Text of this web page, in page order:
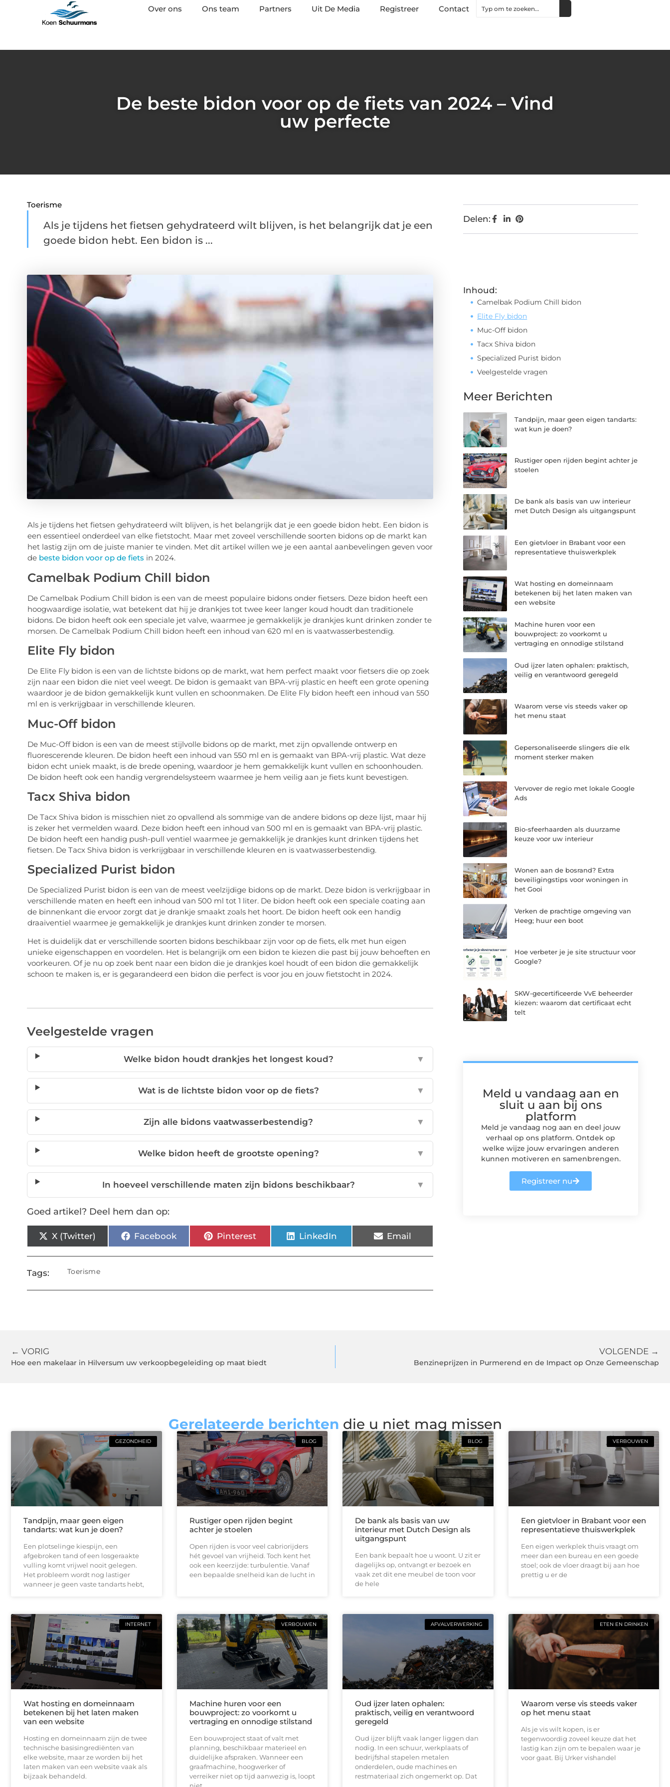
Over ons Ons team Partners Uit De Media Registreer Contact
De beste bidon voor op de fiets van 2024 – Vind
uw perfecte
Toerisme
Als je tijdens het fietsen gehydrateerd wilt blijven, is het belangrijk dat je een
goede bidon hebt. Een bidon is ...
Als je tijdens het fietsen gehydrateerd wilt blijven, is het belangrijk dat je een goede bidon hebt. Een bidon is
een essentieel onderdeel van elke fietstocht. Maar met zoveel verschillende soorten bidons op de markt kan
het lastig zijn om de juiste manier te vinden. Met dit artikel willen we je een aantal aanbevelingen geven voor
de beste bidon voor op de fiets in 2024.
Camelbak Podium Chill bidon
De Camelbak Podium Chill bidon is een van de meest populaire bidons onder fietsers. Deze bidon heeft een
hoogwaardige isolatie, wat betekent dat hij je drankjes tot twee keer langer koud houdt dan traditionele
bidons. De bidon heeft ook een speciale jet valve, waarmee je gemakkelijk je drankjes kunt drinken zonder te
morsen. De Camelbak Podium Chill bidon heeft een inhoud van 620 ml en is vaatwasserbestendig.
Elite Fly bidon
De Elite Fly bidon is een van de lichtste bidons op de markt, wat hem perfect maakt voor fietsers die op zoek
zijn naar een bidon die niet veel weegt. De bidon is gemaakt van BPA-vrij plastic en heeft een grote opening
waardoor je de bidon gemakkelijk kunt vullen en schoonmaken. De Elite Fly bidon heeft een inhoud van 550
ml en is verkrijgbaar in verschillende kleuren.
Muc-Off bidon
De Muc-Off bidon is een van de meest stijlvolle bidons op de markt, met zijn opvallende ontwerp en
fluorescerende kleuren. De bidon heeft een inhoud van 550 ml en is gemaakt van BPA-vrij plastic. Wat deze
bidon echt uniek maakt, is de brede opening, waardoor je hem gemakkelijk kunt vullen en schoonhouden.
De bidon heeft ook een handig vergrendelsysteem waarmee je hem veilig aan je fiets kunt bevestigen.
Tacx Shiva bidon
De Tacx Shiva bidon is misschien niet zo opvallend als sommige van de andere bidons op deze lijst, maar hij
is zeker het vermelden waard. Deze bidon heeft een inhoud van 500 ml en is gemaakt van BPA-vrij plastic.
De bidon heeft een handig push-pull ventiel waarmee je gemakkelijk je drankjes kunt drinken tijdens het
fietsen. De Tacx Shiva bidon is verkrijgbaar in verschillende kleuren en is vaatwasserbestendig.
Specialized Purist bidon
De Specialized Purist bidon is een van de meest veelzijdige bidons op de markt. Deze bidon is verkrijgbaar in
verschillende maten en heeft een inhoud van 500 ml tot 1 liter. De bidon heeft ook een speciale coating aan
de binnenkant die ervoor zorgt dat je drankje smaakt zoals het hoort. De bidon heeft ook een handig
draaiventiel waarmee je gemakkelijk je drankjes kunt drinken zonder te morsen.
Het is duidelijk dat er verschillende soorten bidons beschikbaar zijn voor op de fiets, elk met hun eigen
unieke eigenschappen en voordelen. Het is belangrijk om een bidon te kiezen die past bij jouw behoeften en
voorkeuren. Of je nu op zoek bent naar een bidon die je drankjes koel houdt of een bidon die gemakkelijk
schoon te maken is, er is gegarandeerd een bidon die perfect is voor jou en jouw fietstocht in 2024.
Veelgestelde vragen
Welke bidon houdt drankjes het longest koud? ▼
Wat is de lichtste bidon voor op de fiets? ▼
Zijn alle bidons vaatwasserbestendig? ▼
Welke bidon heeft de grootste opening? ▼
In hoeveel verschillende maten zijn bidons beschikbaar? ▼
Goed artikel? Deel hem dan op:
X (Twitter) Facebook Pinterest LinkedIn Email
Tags: Toerisme
Delen:
Inhoud:
Camelbak Podium Chill bidon
Elite Fly bidon
Muc-Off bidon
Tacx Shiva bidon
Specialized Purist bidon
Veelgestelde vragen
Meer Berichten
Tandpijn, maar geen eigen tandarts:
wat kun je doen?
Rustiger open rijden begint achter je
stoelen
De bank als basis van uw interieur
met Dutch Design als uitgangspunt
Een gietvloer in Brabant voor een
representatieve thuiswerkplek
Wat hosting en domeinnaam
betekenen bij het laten maken van
een website
Machine huren voor een
bouwproject: zo voorkomt u
vertraging en onnodige stilstand
Oud ijzer laten ophalen: praktisch,
veilig en verantwoord geregeld
Waarom verse vis steeds vaker op
het menu staat
Gepersonaliseerde slingers die elk
moment sterker maken
Vervover de regio met lokale Google
Ads
Bio-sfeerhaarden als duurzame
keuze voor uw interieur
Wonen aan de bosrand? Extra
beveiligingstips voor woningen in
het Gooi
Verken de prachtige omgeving van
Heeg; huur een boot
Hoe verbeter je je site structuur voor
Google?
SKW-gecertificeerde VvE beheerder
kiezen: waarom dat certificaat echt
telt
Meld u vandaag aan en
sluit u aan bij ons
platform
Meld je vandaag nog aan en deel jouw
verhaal op ons platform. Ontdek op
welke wijze jouw ervaringen anderen
kunnen motiveren en samenbrengen.
Registreer nu
← VORIG
Hoe een makelaar in Hilversum uw verkoopbegeleiding op maat biedt
VOLGENDE →
Benzineprijzen in Purmerend en de Impact op Onze Gemeenschap
Gerelateerde berichten die u niet mag missen
GEZONDHEID
Tandpijn, maar geen eigen
tandarts: wat kun je doen?
Een plotselinge kiespijn, een
afgebroken tand of een losgeraakte
vulling komt vrijwel nooit gelegen.
Het probleem wordt nog lastiger
wanneer je geen vaste tandarts hebt,
BLOG
Rustiger open rijden begint
achter je stoelen
Open rijden is voor veel cabriorijders
hét gevoel van vrijheid. Toch kent het
ook een keerzijde: turbulentie. Vanaf
een bepaalde snelheid kan de lucht in
BLOG
De bank als basis van uw
interieur met Dutch Design als
uitgangspunt
Een bank bepaalt hoe u woont. U zit er
dagelijks op, ontvangt er bezoek en
vaak zet dit ene meubel de toon voor
de hele
VERBOUWEN
Een gietvloer in Brabant voor een
representatieve thuiswerkplek
Een eigen werkplek thuis vraagt om
meer dan een bureau en een goede
stoel; ook de vloer draagt bij aan hoe
prettig u er de
INTERNET
Wat hosting en domeinnaam
betekenen bij het laten maken
van een website
Hosting en domeinnaam zijn de twee
technische basisingrediënten van
elke website, maar ze worden bij het
laten maken van een website vaak als
bijzaak behandeld.
VERBOUWEN
Machine huren voor een
bouwproject: zo voorkomt u
vertraging en onnodige stilstand
Een bouwproject staat of valt met
planning, beschikbaar materieel en
duidelijke afspraken. Wanneer een
graafmachine, hoogwerker of
verreiker niet op tijd aanwezig is, loopt
AFVALVERWERKING
Oud ijzer laten ophalen:
praktisch, veilig en verantwoord
geregeld
Oud ijzer blijft vaak langer liggen dan
nodig. In een schuur, werkplaats of
bedrijfshal stapelen metalen
onderdelen, oude machines en
restmateriaal zich ongemerkt op. Dat
ETEN EN DRINKEN
Waarom verse vis steeds vaker
op het menu staat
Als je vis wilt kopen, is er
tegenwoordig zoveel keuze dat het
lastig kan zijn om te bepalen waar je
voor gaat. Bij Urker vishandel